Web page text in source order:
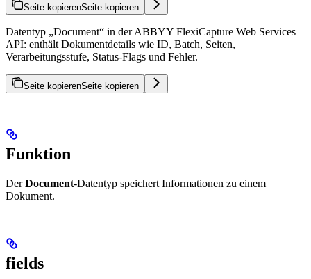
Seite kopierenSeite kopieren
Datentyp „Document“ in der ABBYY FlexiCapture Web Services
API: enthält Dokumentdetails wie ID, Batch, Seiten,
Verarbeitungsstufe, Status-Flags und Fehler.
Seite kopierenSeite kopieren
Funktion
DerDocument-Datentyp speichert Informationen zu einem
Dokument.
fields